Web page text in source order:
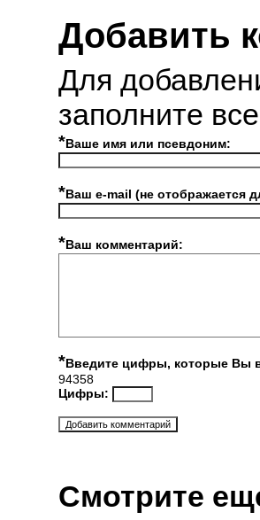
Добавить
Для
заполните
*Ваше имя или псевдоним:
*Ваш e-mail (не отображается
*Ваш комментарий:
*Введите цифры, которые Вы
94358
Цифры:
Смотрите